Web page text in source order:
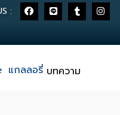
:
แกลลอรี่ บทความ